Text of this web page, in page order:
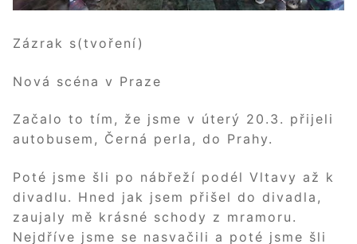
Zázrak s(tvoření)
Nová scéna v Praze
Začalo to tím, že jsme v úterý 20.3. přijeli
autobusem, Černá perla, do Prahy.
Poté jsme šli po nábřeží podél Vltavy až k
divadlu. Hned jak jsem přišel do divadla,
zaujaly mě krásné schody z mramoru.
Nejdříve jsme se nasvačili a poté jsme šli